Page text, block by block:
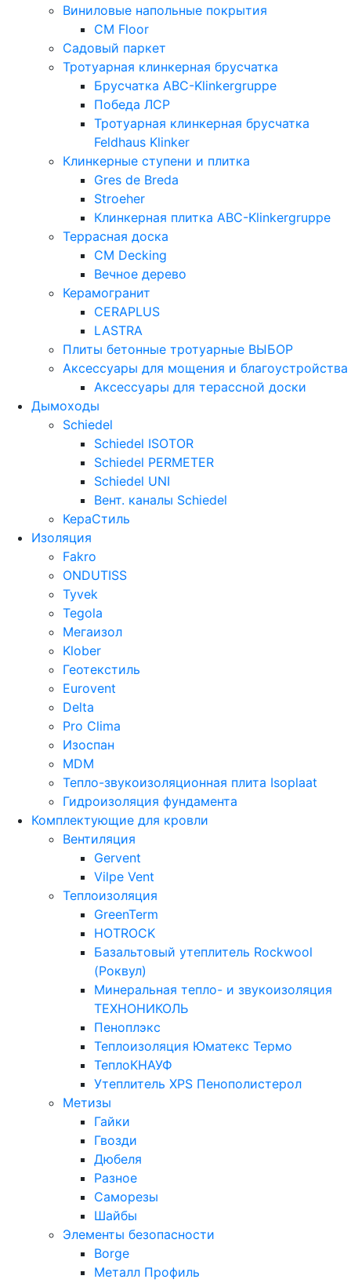
Виниловые напольные покрытия
CM Floor
Садовый паркет
Тротуарная клинкерная брусчатка
Брусчатка АВС-Klinkergruppe
Победа ЛСР
Тротуарная клинкерная брусчатка
Feldhaus Klinker
Клинкерные ступени и плитка
Gres de Breda
Stroeher
Клинкерная плитка ABC-Klinkergruppe
Террасная доска
CM Decking
Вечное дерево
Керамогранит
CERAPLUS
LASTRA
Плиты бетонные тротуарные ВЫБОР
Аксессуары для мощения и благоустройства
Аксессуары для терассной доски
Дымоходы
Schiedel
Schiedel ISOTOR
Schiedel PERMETER
Schiedel UNI
Вент. каналы Schiedel
КераСтиль
Изоляция
Fakro
ONDUTISS
Tyvek
Tegola
Мегаизол
Klober
Геотекстиль
Eurovent
Delta
Pro Clima
Изоспан
MDM
Тепло-звукоизоляционная плита Isoplaat
Гидроизоляция фундамента
Комплектующие для кровли
Вентиляция
Gervent
Vilpe Vent
Теплоизоляция
GreenTerm
HOTROCK
Базальтовый утеплитель Rockwool
(Роквул)
Минеральная тепло- и звукоизоляция
ТЕХНОНИКОЛЬ
Пеноплэкс
Теплоизоляция Юматекс Термо
ТеплоКНАУФ
Утеплитель XPS Пенополистерол
Метизы
Гайки
Гвозди
Дюбеля
Разное
Саморезы
Шайбы
Элементы безопасности
Borge
Металл Профиль